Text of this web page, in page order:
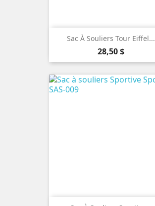
Sac À Souliers Tour Eiffel...
Prix
28,50 $